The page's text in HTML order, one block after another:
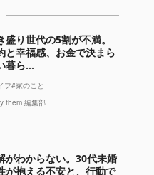
盛り世代の5割が不満。
と幸福感、お金で決まら
暮ら...
フ#家のこと
them 編集部
がわからない。30代未婚
が抱える不安と、行動で